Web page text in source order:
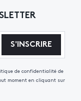
S'INSCRIRE
de confidentialité de
moment en cliquant sur